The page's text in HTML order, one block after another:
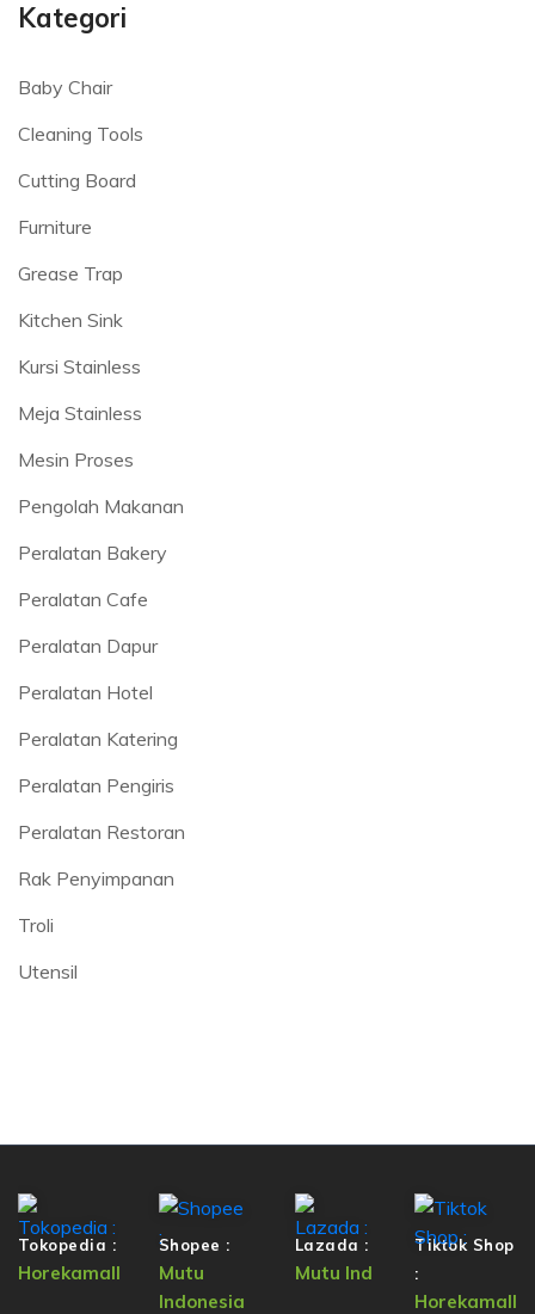
Kategori
Baby Chair
Cleaning Tools
Cutting Board
Furniture
Grease Trap
Kitchen Sink
Kursi Stainless
Meja Stainless
Mesin Proses
Pengolah Makanan
Peralatan Bakery
Peralatan Cafe
Peralatan Dapur
Peralatan Hotel
Peralatan Katering
Peralatan Pengiris
Peralatan Restoran
Rak Penyimpanan
Troli
Utensil
Tokopedia :
Horekamall
Shopee :
Mutu
Indonesia
Lazada :
Mutu Ind
Tiktok Shop
:
Horekamall